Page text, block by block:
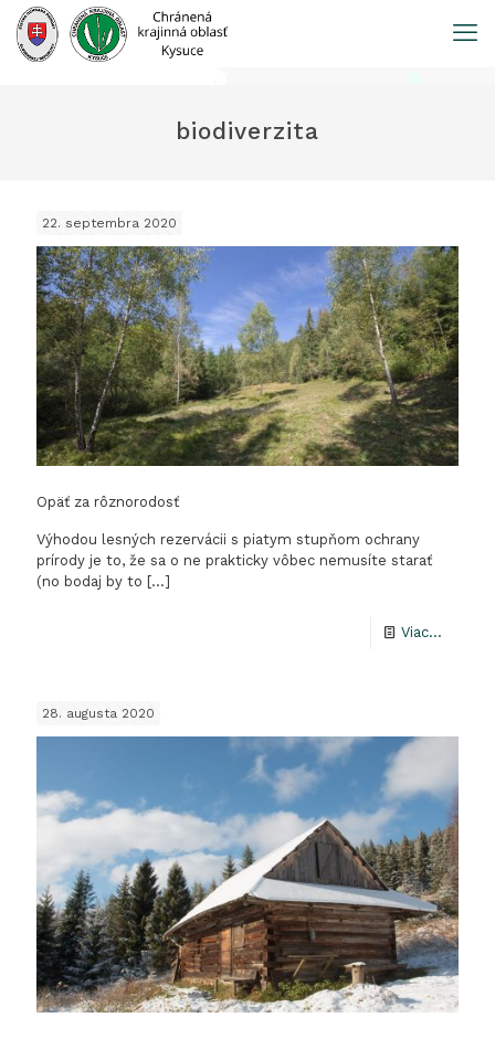
Prejsť
obsah
biodiverzita
22. septembra 2020
Opäť za rôznorodosť
Výhodou lesných rezervácii s piatym stupňom ochrany
prírody je to, že sa o ne prakticky vôbec nemusíte starať
(no bodaj by to […]
Viac...
28. augusta 2020